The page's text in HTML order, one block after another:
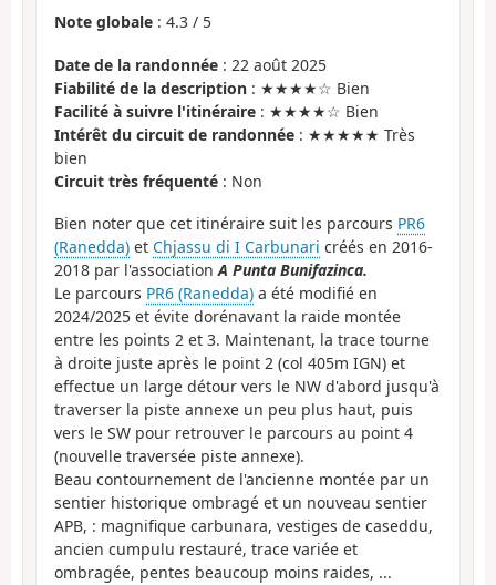
Note globale : 4.3 / 5
Date de la randonnée : 22 août 2025
Fiabilité de la description : ★★★★☆ Bien
Facilité à suivre l'itinéraire : ★★★★☆ Bien
Intérêt du circuit de randonnée : ★★★★★ Très
bien
Circuit très fréquenté : Non
Bien noter que cet itinéraire suit les parcours PR6
(Ranedda) et Chjassu di I Carbunari créés en 2016-
2018 par l'associationA Punta Bunifazinca.
Le parcours PR6 (Ranedda) a été modifié en
2024/2025 et évite dorénavant la raide montée
entre les points 2 et 3. Maintenant, la trace tourne
à droite juste après le point 2 (col 405m IGN) et
effectue un large détour vers le NW d'abord jusqu'à
traverser la piste annexe un peu plus haut, puis
vers le SW pour retrouver le parcours au point 4
(nouvelle traversée piste annexe).
Beau contournement de l'ancienne montée par un
sentier historique ombragé et un nouveau sentier
APB, : magnifique carbunara, vestiges de caseddu,
ancien cumpulu restauré, trace variée et
ombragée, pentes beaucoup moins raides, ...